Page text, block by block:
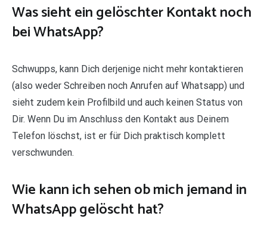
Was sieht ein gelöschter Kontakt noch
bei WhatsApp?
Schwupps, kann Dich derjenige nicht mehr kontaktieren
(also weder Schreiben noch Anrufen auf Whatsapp) und
sieht zudem kein Profilbild und auch keinen Status von
Dir. Wenn Du im Anschluss den Kontakt aus Deinem
Telefon löschst, ist er für Dich praktisch komplett
verschwunden.
Wie kann ich sehen ob mich jemand in
WhatsApp gelöscht hat?